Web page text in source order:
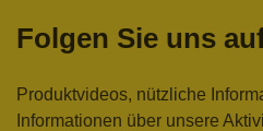
Folgen Sie uns
Produktvideos, nützliche
Informationen über unsere